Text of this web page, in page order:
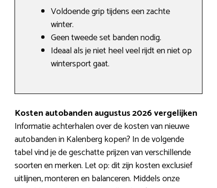
Voldoende grip tijdens een zachte
winter.
Geen tweede set banden nodig.
Ideaal als je niet heel veel rijdt en niet op
wintersport gaat.
Kosten autobanden augustus 2026 vergelijken
Informatie achterhalen over de kosten van nieuwe
autobanden in Kalenberg kopen? In de volgende
tabel vind je de geschatte prijzen van verschillende
soorten en merken. Let op: dit zijn kosten exclusief
uitlijnen, monteren en balanceren. Middels onze